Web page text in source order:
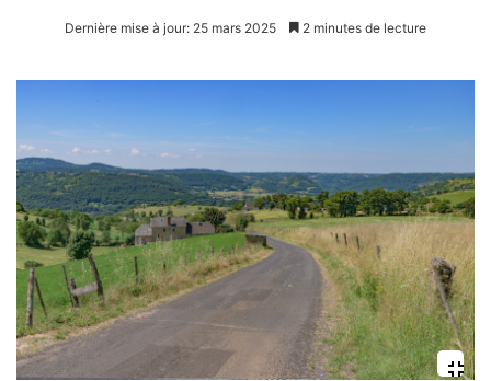
Dernière mise à jour: 25 mars 2025 2 minutes de lecture